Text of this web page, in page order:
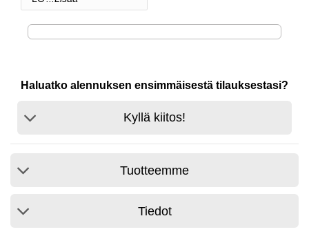
Haluatko alennuksen ensimmäisestä tilauksestasi?
Kyllä kiitos!
Tuotteemme
Tiedot